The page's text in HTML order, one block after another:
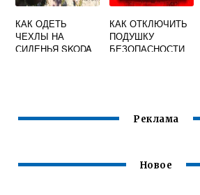
КАК ОДЕТЬ
ЧЕХЛЫ НА
СИДЕНЬЯ SKODA
КАК ОТКЛЮЧИТЬ
ПОДУШКУ
БЕЗОПАСНОСТИ
Реклама
Новое